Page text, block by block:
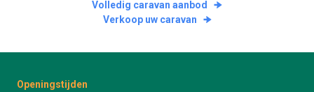
Volledig caravan aanbod
Verkoop uw caravan
Openingstijden